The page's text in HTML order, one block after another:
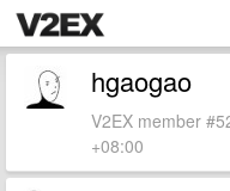
hgaogao
V2EX member
+08:00